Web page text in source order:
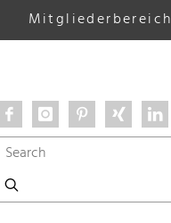
Mitgliederbereich